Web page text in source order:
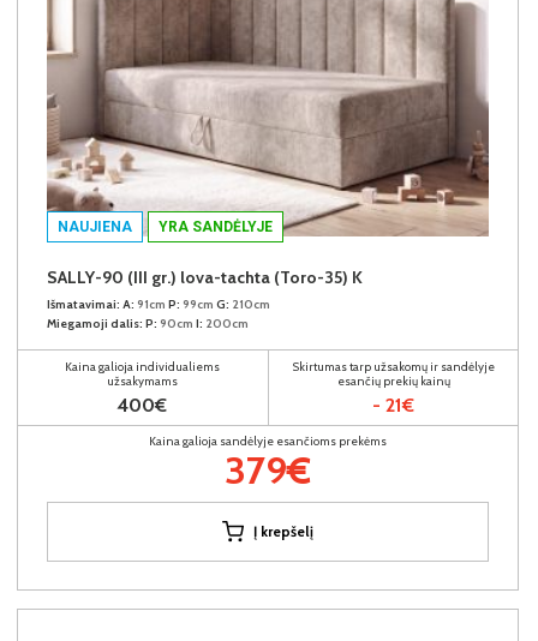
NAUJIENA YRA SANDĖLYJE
SALLY-90 (III gr.) lova-tachta (Toro-35) K
Išmatavimai: A: 91cm P: 99cm G: 210cm
Miegamoji dalis: P: 90cm I: 200cm
Kaina galioja individualiems
užsakymams
400€
Skirtumas tarp užsakomų ir sandėlyje
esančių prekių kainų
- 21€
Kaina galioja sandėlyje esančioms prekėms
379€
Į krepšelį